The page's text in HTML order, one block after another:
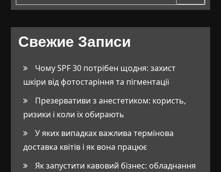
Свежие Записи
Чому SPF 30 потрібен щодня: захист
шкіри від фотостаріння та пігментації
Презервативи з анестетиком: користь,
ризики і коли їх обирають
У яких випадках важлива термінова
доставка квітів і як вона працює
Як запустити кавовий бізнес: обладнання